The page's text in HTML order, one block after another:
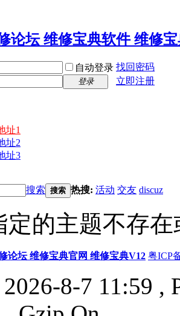
自动登录 找回密码
登录
立即注册
址1
址2
址3
搜索 搜索 热搜: 活动 交友 discuz
定的主题不存
论坛 维修宝典官网 维修宝典V12 粤ICP
8-7 11:59 ,